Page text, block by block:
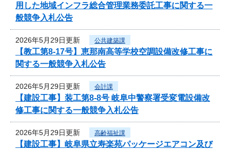
用した地域インフラ総合管理業務委託工事に関する一
般競争入札公告
2026年5月29日更新 公共建築課
【教工第8-17号】恵那南高等学校空調設備改修工事に
関する一般競争入札公告
2026年5月29日更新 会計課
【建設工事】装工第8-8号 岐阜中警察署受変電設備改
修工事に関する一般競争入札公告
2026年5月29日更新 高齢福祉課
【建設工事】岐阜県立寿楽苑パッケージエアコン及び